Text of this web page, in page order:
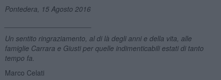
Pontedera, 15 Agosto 2016
Un sentito ringraziamento, al di là degli anni e della vita, alle
famiglie Carrara e Giusti per quelle indimenticabili estati di tanto
tempo fa.
Marco Celati